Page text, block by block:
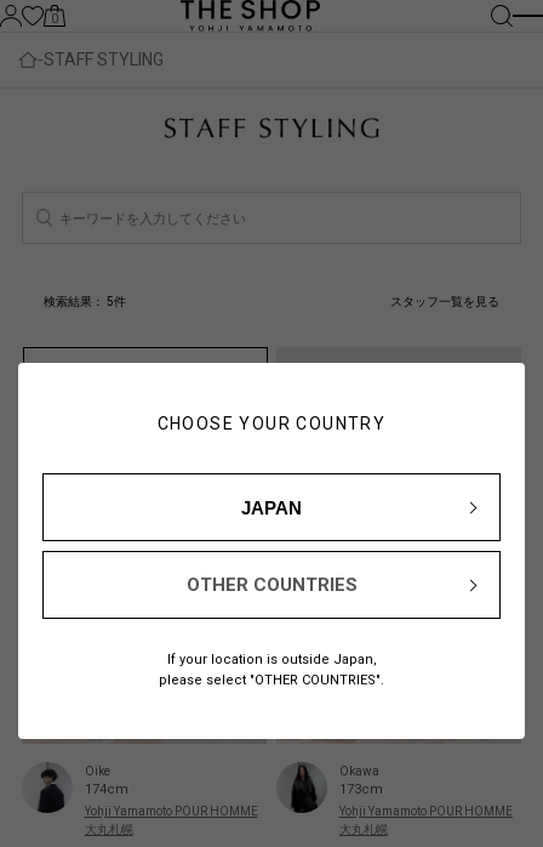
CHOOSE YOUR COUNTRY
JAPAN
OTHER COUNTRIES
If your location is outside Japan,
please select "OTHER COUNTRIES".
0
STAFF STYLING
検索結果： 5件 スタッフ一覧を見る
Oike
174cm
Yohji Yamamoto POUR HOMME
大丸札幌
Okawa
173cm
Yohji Yamamoto POUR HOMME
大丸札幌